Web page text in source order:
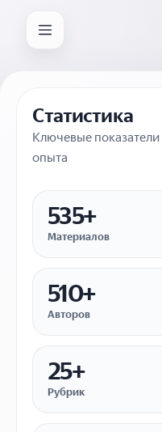
Статистика
Ключевые
опыта
535+
Материалов
510+
Авторов
25+
Рубрик